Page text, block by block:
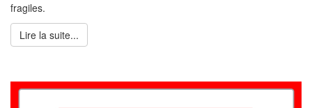
fragiles.
Lire la suite...